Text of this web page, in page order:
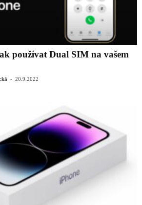
používat Dual SIM na vašem
- 20.9.2022